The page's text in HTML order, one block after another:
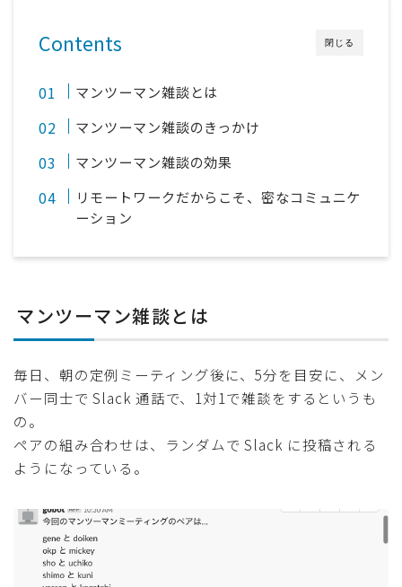
閉じる
Contents
マンツーマン雑談とは
マンツーマン雑談のきっかけ
マンツーマン雑談の効果
リモートワークだからこそ、密なコミュニケ
ーション
マンツーマン雑談とは
毎日、朝の定例ミーティング後に、5分を目安に、メン
バー同士で Slack 通話で、1対1で雑談をするというも
の。
ペアの組み合わせは、ランダムで Slack に投稿される
ようになっている。